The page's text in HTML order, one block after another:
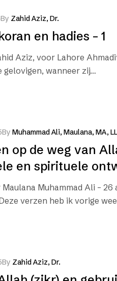
By Zahid Aziz, Dr.
en hadies – 1
Aziz, voor Lahore
gelovigen, wanneer zij…
By Muhammad Ali, Maulana, MA,
op de weg van
en spirituele
Muhammad Ali – 26
verzen heb ik vorige
By Zahid Aziz, Dr.